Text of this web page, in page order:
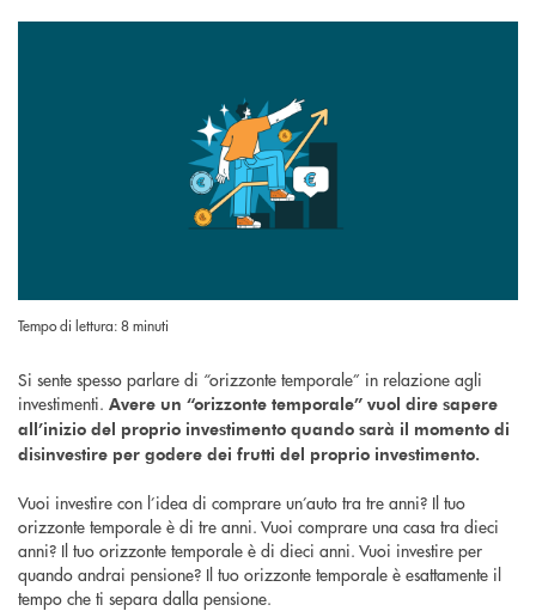
Tempo di lettura: 8 minuti
Si sente spesso parlare di “orizzonte temporale” in relazione agli
investimenti. Avere un “orizzonte temporale” vuol dire sapere
all’inizio del proprio investimento quando sarà il momento di
disinvestire per godere dei frutti del proprio investimento.
Vuoi investire con l’idea di comprare un’auto tra tre anni? Il tuo
orizzonte temporale è di tre anni. Vuoi comprare una casa tra dieci
anni? Il tuo orizzonte temporale è di dieci anni. Vuoi investire per
quando andrai pensione? Il tuo orizzonte temporale è esattamente il
tempo che ti separa dalla pensione.